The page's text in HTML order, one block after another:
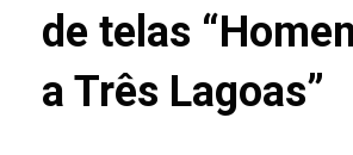
de telas
a Três Lagoas”